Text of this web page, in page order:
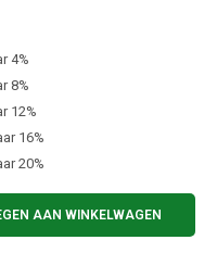
4%
8%
12%
16%
20%
AAN WINKELWAGEN